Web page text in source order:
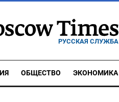
РУССКАЯ СЛУЖБА
ОБЩЕСТВО ЭКОНОМИКА